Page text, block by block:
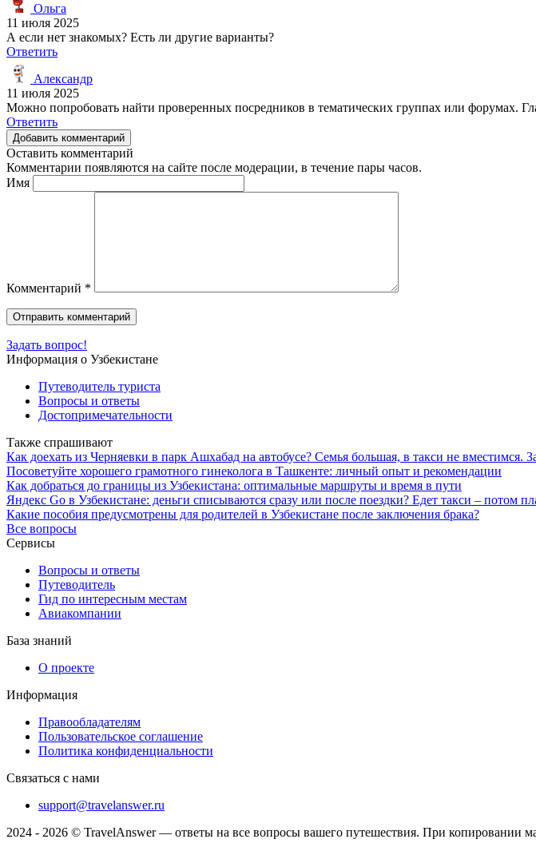
Ольга
11 июля 2025
А если нет знакомых? Есть ли другие варианты?
Ответить
Александр
11 июля 2025
Можно попробовать найти проверенных посредников в тематических группах или форумах.
Ответить
Добавить комментарий
Оставить комментарий
Комментарии появляются на сайте после модерации, в течение пары часов.
Имя
Комментарий *
Задать вопрос!
Информация о Узбекистане
Путеводитель туриста
Вопросы и ответы
Достопримечательности
Также спрашивают
Как доехать из Черняевки в парк Ашхабад на автобусе? Семья большая, в такси не вместимся.
Посоветуйте хорошего грамотного гинеколога в Ташкенте: личный опыт и рекомендации
Как добраться до границы из Узбекистана: оптимальные маршруты и время в пути
Яндекс Go в Узбекистане: деньги списываются сразу или после поездки? Едет такси – потом
Какие пособия предусмотрены для родителей в Узбекистане после заключения брака?
Все вопросы
Сервисы
Вопросы и ответы
Путеводитель
Гид по интересным местам
Авиакомпании
База знаний
О проекте
Информация
Правообладателям
Пользовательское соглашение
Политика конфиденциальности
Связаться с нами
support@travelanswer.ru
2024 - 2026 © TravelAnswer — ответы на все вопросы вашего путешествия. При копировании